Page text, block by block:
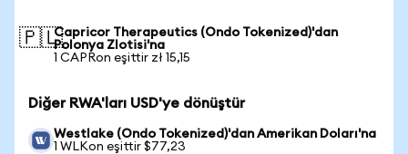
🇵🇱Capricor Therapeutics (Ondo Tokenized)'dan
Polonya Zlotisi'na
1 CAPRon eşittir zł 15,15
Diğer RWA'ları USD'ye dönüştür
Westlake (Ondo Tokenized)'dan Amerikan Doları'na
1 WLKon eşittir $77,23